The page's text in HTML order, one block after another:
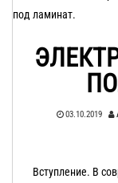
03.10.2019
Вступление. В